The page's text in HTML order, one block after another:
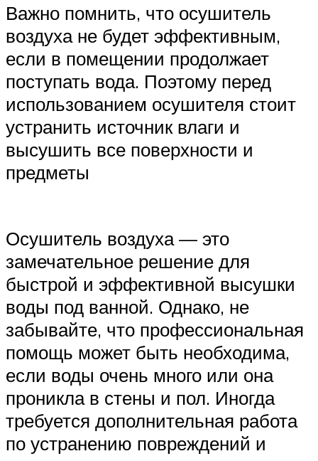
Важно помнить, что осушитель
воздуха не будет эффективным,
если в помещении продолжает
поступать вода. Поэтому перед
использованием осушителя стоит
устранить источник влаги и
высушить все поверхности и
предметы
Осушитель воздуха — это
замечательное решение для
быстрой и эффективной высушки
воды под ванной. Однако, не
забывайте, что профессиональная
помощь может быть необходима,
если воды очень много или она
проникла в стены и пол. Иногда
требуется дополнительная работа
по устранению повреждений и